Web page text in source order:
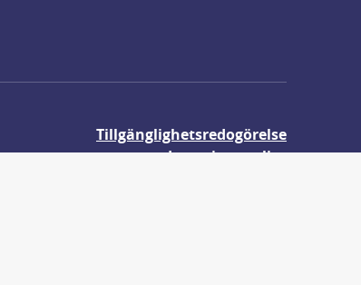
Tillgänglighetsredogörelse
Integritetspolicy